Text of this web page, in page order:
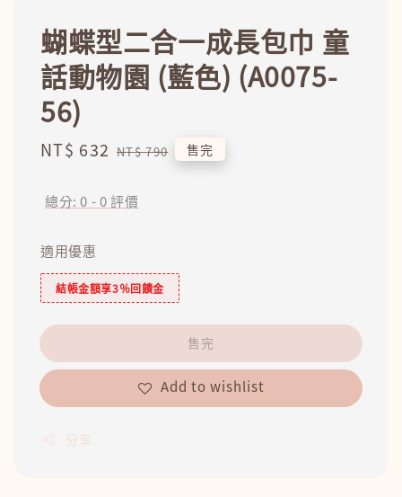
蝴蝶型二合一成長包巾 童
話動物園 (藍色) (A0075-
56)
Sale
NT$ 632 Regular
NT$ 790 售完
總分:0 -0評價
適用優惠
結帳金額享3％回饋金
售完
Add to wishlist
分享